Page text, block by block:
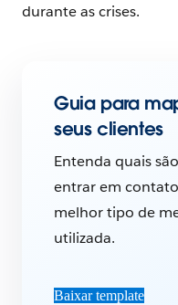
durante as crises.
Guia para
seus clientes
Entenda quais
entrar em
melhor tipo de
utilizada.
Baixar template